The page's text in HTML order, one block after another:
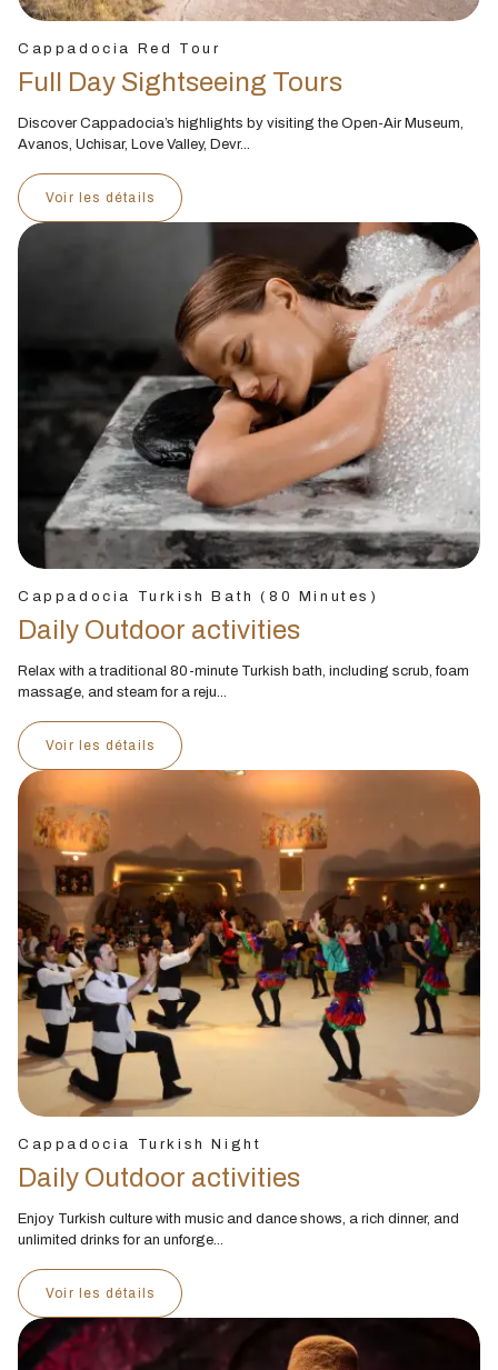
Cappadocia Red Tour
Full Day Sightseeing Tours
Discover Cappadocia’s highlights by visiting the Open-Air Museum,
Avanos, Uchisar, Love Valley, Devr...
Voir les détails
Cappadocia Turkish Bath (80 Minutes)
Daily Outdoor activities
Relax with a traditional 80-minute Turkish bath, including scrub, foam
massage, and steam for a reju...
Voir les détails
Cappadocia Turkish Night
Daily Outdoor activities
Enjoy Turkish culture with music and dance shows, a rich dinner, and
unlimited drinks for an unforge...
Voir les détails